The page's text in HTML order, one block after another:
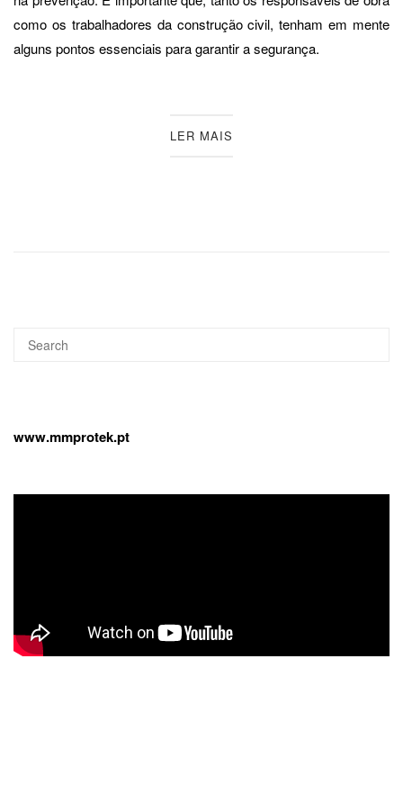
como os trabalhadores da construção civil, tenham em mente
alguns pontos essenciais para garantir a segurança.
LER MAIS
Search
www.mmprotek.pt